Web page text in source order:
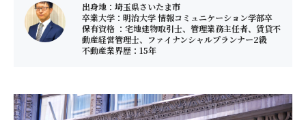
出身地：埼玉県さいたま市
卒業大学：明治大学 情報コミュニケーション学部卒
保有資格 ：宅地建物取引士、管理業務主任者、賃貸不
動産経営管理士、ファイナンシャルプランナー2級
不動産業界歴：15年
メールアドレス 必須
個人情報のお取り扱いについて
お届け先情報
年齢 必須
に関して迫ることはございません
年齢 任意